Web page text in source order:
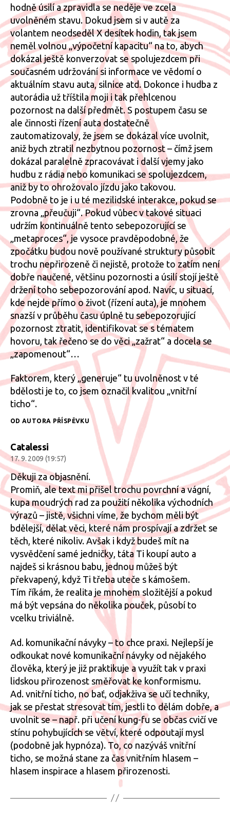
hodně úsilí a zpravidla se neděje ve zcela
uvolněném stavu. Dokud jsem si v autě za
volantem neodseděl X desítek hodin, tak jsem
neměl volnou „výpočetní kapacitu“ na to, abych
dokázal ještě konverzovat se spolujezdcem při
současném udržování si informace ve vědomí o
aktuálním stavu auta, silnice atd. Dokonce i hudba z
autorádia už tříštila moji i tak přehlcenou
pozornost na další předmět. S postupem času se
ale činnosti řízení auta dostatečně
zautomatizovaly, že jsem se dokázal více uvolnit,
aniž bych ztratil nezbytnou pozornost – čímž jsem
dokázal paralelně zpracovávat i další vjemy jako
hudbu z rádia nebo komunikaci se spolujezdcem,
aniž by to ohrožovalo jízdu jako takovou.
Podobně to je i u té mezilidské interakce, pokud se
zrovna „přeučuji“. Pokud vůbec v takové situaci
udržím kontinuálně tento sebepozorující se
„metaproces“, je vysoce pravděpodobné, že
zpočátku budou nově používané struktury působit
trochu nepřirozeně či nejistě, protože to zatím není
dobře naučené, většinu pozornosti a úsilí stojí ještě
držení toho sebepozorování apod. Navíc, u situací,
kde nejde přímo o život (řízení auta), je mnohem
snazší v průběhu času úplně tu sebepozorující
pozornost ztratit, identifikovat se s tématem
hovoru, tak řečeno se do věci „zažrat“ a docela se
„zapomenout“…
Faktorem, který „generuje“ tu uvolněnost v té
bdělosti je to, co jsem označil kvalitou „vnitřní
ticho“.
OD AUTORA PŘÍSPĚVKU
Catalessi
17. 9. 2009 (19:57)
Děkuji za objasnění.
Promiň, ale text mi přišel trochu povrchní a vágní,
kupa moudrých rad za použití několika východních
výrazů – jistě, všichni víme, že bychom měli být
bdělejší, dělat věci, které nám prospívají a zdržet se
těch, které nikoliv. Avšak i když budeš mít na
vysvědčení samé jedničky, táta Ti koupí auto a
najdeš si krásnou babu, jednou můžeš být
překvapený, když Ti třeba uteče s kámošem.
Tím říkám, že realita je mnohem složitější a pokud
má být vepsána do několika pouček, působí to
vcelku triviálně.
Ad. komunikační návyky – to chce praxi. Nejlepší je
odkoukat nové komunikační návyky od nějakého
člověka, který je již praktikuje a využít tak v praxi
lidskou přirozenost směřovat ke konformismu.
Ad. vnitřní ticho, no bať, odjakživa se učí techniky,
jak se přestat stresovat tím, jestli to dělám dobře, a
uvolnit se – např. při učení kung-fu se občas cvičí ve
stínu pohybujících se větví, které odpoutají mysl
(podobně jak hypnóza). To, co nazýváš vnitřní
ticho, se možná stane za čas vnitřním hlasem –
hlasem inspirace a hlasem přirozenosti.